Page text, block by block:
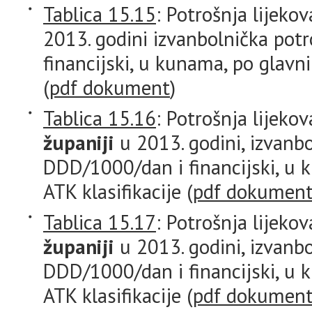
Tablica 15.15: Potrošnja
2013. godini izvanbolnička
financijski, u kunama, po
(pdf dokument)
Tablica 15.16: Potrošnja
županiji u 2013. godini,
DDD/1000/dan i financijski, u
ATK klasifikacije (pdf
Tablica 15.17: Potrošnja
županiji u 2013. godini,
DDD/1000/dan i financijski, u
ATK klasifikacije (pdf